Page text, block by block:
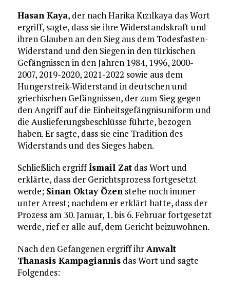
Hasan Kaya, der nach Harika Kızılkaya das Wort
ergriff, sagte, dass sie ihre Widerstandskraft und
ihren Glauben an den Sieg aus dem Todesfasten-
Widerstand und den Siegen in den türkischen
Gefängnissen in den Jahren 1984, 1996, 2000-
2007, 2019-2020, 2021-2022 sowie aus dem
Hungerstreik-Widerstand in deutschen und
griechischen Gefängnissen, der zum Sieg gegen
den Angriff auf die Einheitsgefängnisuniform und
die Auslieferungsbeschlüsse führte, bezogen
haben. Er sagte, dass sie eine Tradition des
Widerstands und des Sieges haben.
Schließlich ergriffİsmail Zatdas Wort und
erklärte, dass der Gerichtsprozess fortgesetzt
werde; Sinan Oktay Özenstehe noch immer
unter Arrest; nachdem er erklärt hatte, dass der
Prozess am 30. Januar, 1. bis 6. Februar fortgesetzt
werde, rief er alle auf, dem Gericht beizuwohnen.
Nach den Gefangenen ergriff ihrAnwalt
Thanasis Kampagiannisdas Wort und sagte
Folgendes: